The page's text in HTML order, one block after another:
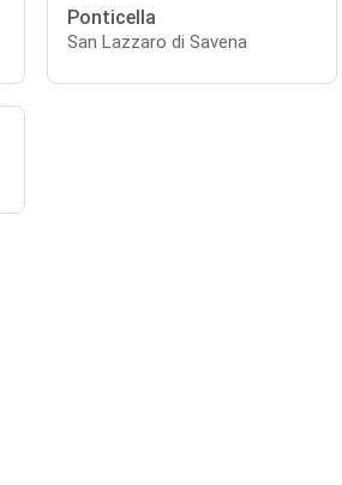
Ponticella
San Lazzaro di Savena